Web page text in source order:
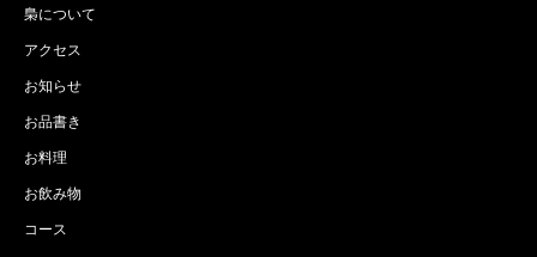
梟について
アクセス
お知らせ
お品書き
お料理
お飲み物
コース